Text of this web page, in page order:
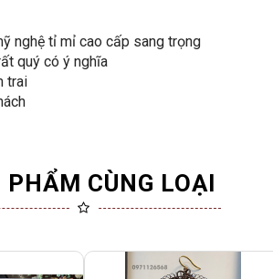
nghệ tỉ mỉ cao cấp sang trọng
quý có ý nghĩa
trai
PHẨM CÙNG LOẠI